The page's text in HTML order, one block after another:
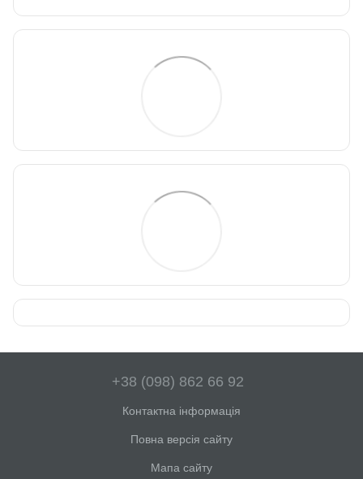
+38 (098) 862 66 92
Контактна інформація
Повна версія сайту
Мапа сайту